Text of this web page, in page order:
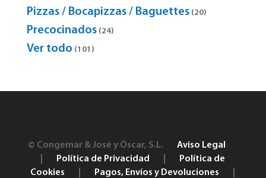
products
Pizzas / Bocapizzas / Baguettes 2020
Precocinados 2424
Ver todo 101 101
© Congemar & José y Óscar, S.L.
Aviso Legal
Política de Privacidad
Política de
Cookies
Pagos, Envíos y Devoluciones